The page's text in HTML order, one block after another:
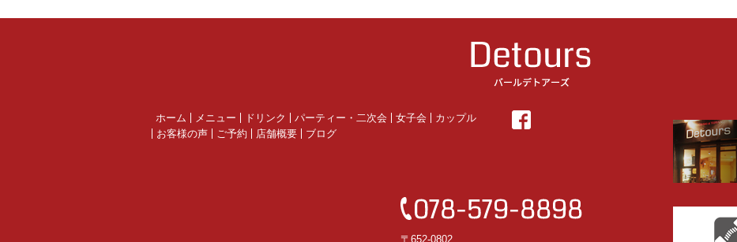
ホーム メニュー ドリンク パーティー・二次会 女子会
カップル
お客様の声
ご予約 店舗概要 ブログ
〒652-0802